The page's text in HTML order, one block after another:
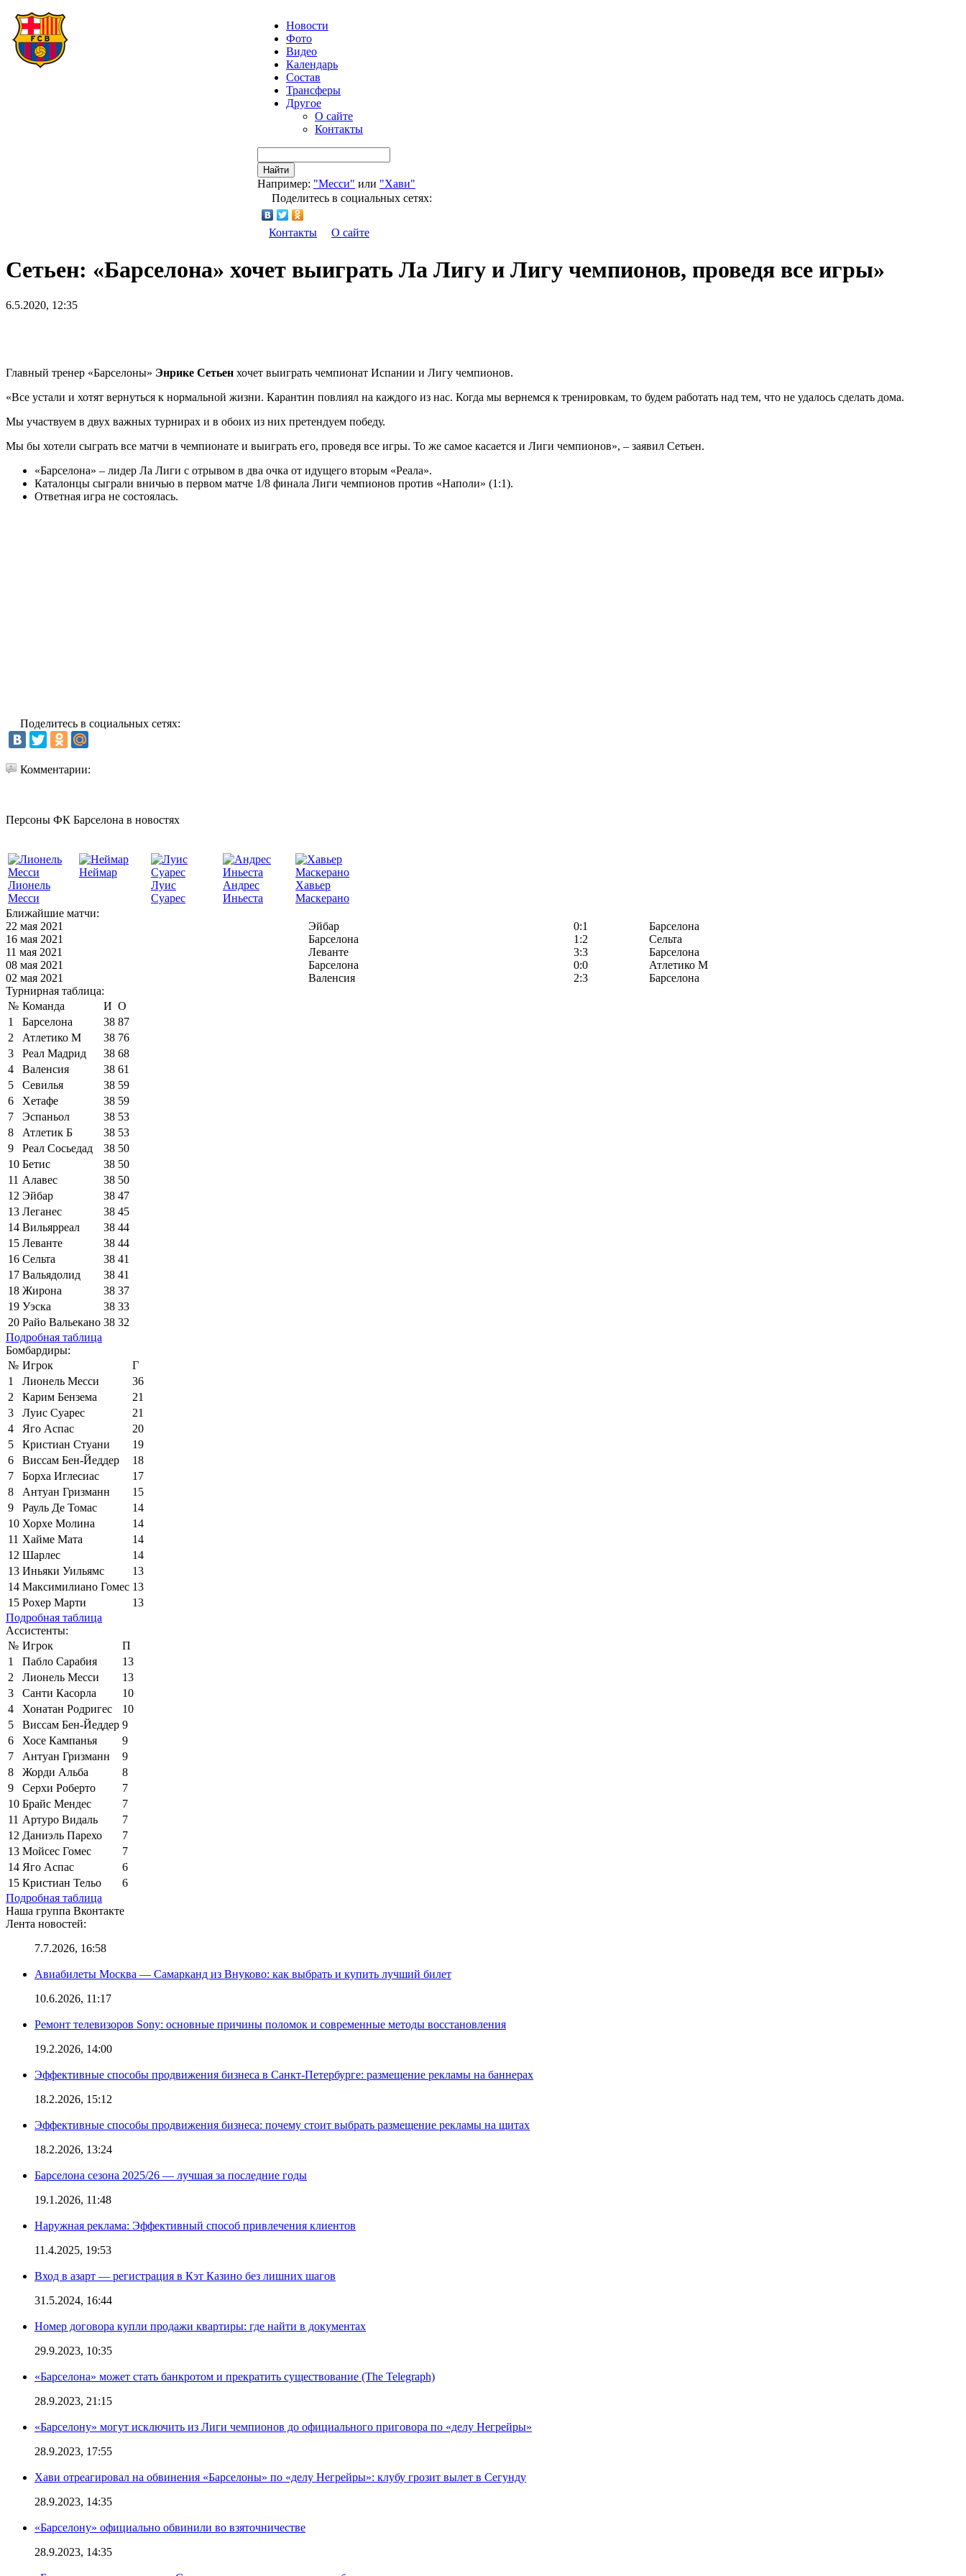
Новости
Фото
Видео
Календарь
Состав
Трансферы
Другое
О сайте
Контакты
Найти
Например: "Месси" или "Хави"
Поделитесь в социальных сетях:
Контакты О сайте
Сетьен: «Барселона» хочет выиграть Ла Лигу и Лигу чемпионов, проведя все игры»
6.5.2020, 12:35
Главный тренер «Барселоны» Энрике Сетьен хочет выиграть чемпионат Испании и Лигу чемпионов.
«Все устали и хотят вернуться к нормальной жизни. Карантин повлиял на каждого из нас. Когда мы вернемся к тренировкам, то будем работать над тем, что не удалось сделать дома.
Мы участвуем в двух важных турнирах и в обоих из них претендуем победу.
Мы бы хотели сыграть все матчи в чемпионате и выиграть его, проведя все игры. То же самое касается и Лиги чемпионов», – заявил Сетьен.
«Барселона» – лидер Ла Лиги с отрывом в два очка от идущего вторым «Реала».
Каталонцы сыграли вничью в первом матче 1/8 финала Лиги чемпионов против «Наполи» (1:1).
Ответная игра не состоялась.
Поделитесь в социальных сетях:
Комментарии:
Персоны ФК Барселона в новостях
Лионель
Месси
Неймар
Луис
Суарес
Андрес
Иньеста
Хавьер
Маскерано
Ближайшие матчи:
22 мая 2021
Эйбар 0:1
Барселона
16 мая 2021
Барселона 1:2
Сельта
11 мая 2021
Леванте 3:3
Барселона
08 мая 2021
Барселона 0:0
Атлетико М
02 мая 2021
Валенсия 2:3
Барселона
Турнирная таблица:
№ Команда И О
1
Барселона 38 87
2
Атлетико М 38 76
3
Реал Мадрид 38 68
4
Валенсия 38 61
5
Севилья 38 59
6
Хетафе 38 59
7
Эспаньол 38 53
8
Атлетик Б 38 53
9
Реал Сосьедад 38 50
10 Бетис 38 50
11 Алавес 38 50
12 Эйбар 38 47
13 Леганес 38 45
14 Вильярреал 38 44
15 Леванте 38 44
16 Сельта 38 41
17 Вальядолид 38 41
18 Жирона 38 37
19 Уэска 38 33
20 Райо Вальекано 38 32
Подробная таблица
Бомбардиры:
№ Игрок
Г
1
Лионель Месси
36
2
Карим Бензема
21
3
Луис Суарес
21
4
Яго Аспас
20
5
Кристиан Стуани
19
6
Виссам Бен-Йеддер
18
7
Борха Иглесиас
17
8
Антуан Гризманн
15
9
Рауль Де Томас
14
10 Хорхе Молина
14
11 Хайме Мата
14
12 Шарлес
14
13 Иньяки Уильямс
13
14 Максимилиано Гомес 13
15 Рохер Марти
13
Подробная таблица
Ассистенты:
№ Игрок
П
1
Пабло Сарабия
13
2
Лионель Месси
13
3
Санти Касорла
10
4
Хонатан Родригес
10
5
Виссам Бен-Йеддер 9
6
Хосе Кампанья
9
7
Антуан Гризманн
9
8
Жорди Альба
8
9
Серхи Роберто
7
10 Брайс Мендес
7
11 Артуро Видаль
7
12 Даниэль Парехо
7
13 Мойсес Гомес
7
14 Яго Аспас
6
15 Кристиан Тельо
6
Подробная таблица
Наша группа Вконтакте
Лента новостей:
7.7.2026, 16:58
Авиабилеты Москва — Самарканд из Внуково: как выбрать и купить лучший билет
10.6.2026, 11:17
Ремонт телевизоров Sony: основные причины поломок и современные методы восстановления
19.2.2026, 14:00
Эффективные способы продвижения бизнеса в Санкт-Петербурге: размещение рекламы на баннерах
18.2.2026, 15:12
Эффективные способы продвижения бизнеса: почему стоит выбрать размещение рекламы на щитах
18.2.2026, 13:24
Барселона сезона 2025/26 — лучшая за последние годы
19.1.2026, 11:48
Наружная реклама: Эффективный способ привлечения клиентов
11.4.2025, 19:53
Вход в азарт — регистрация в Кэт Казино без лишних шагов
31.5.2024, 16:44
Номер договора купли продажи квартиры: где найти в документах
29.9.2023, 10:35
«Барселона» может стать банкротом и прекратить существование (The Telegraph)
28.9.2023, 21:15
«Барселону» могут исключить из Лиги чемпионов до официального приговора по «делу Негрейры»
28.9.2023, 17:55
Хави отреагировал на обвинения «Барселоны» по «делу Негрейры»: клубу грозит вылет в Сегунду
28.9.2023, 14:35
«Барселону» официально обвинили во взяточничестве
28.9.2023, 14:35